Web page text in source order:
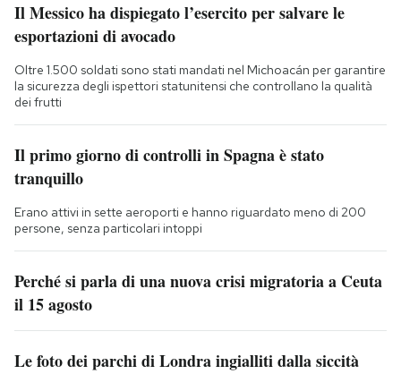
Il Messico ha dispiegato l’esercito per salvare le
esportazioni di avocado
Oltre 1.500 soldati sono stati mandati nel Michoacán per garantire
la sicurezza degli ispettori statunitensi che controllano la qualità
dei frutti
Il primo giorno di controlli in Spagna è stato
tranquillo
Erano attivi in sette aeroporti e hanno riguardato meno di 200
persone, senza particolari intoppi
Perché si parla di una nuova crisi migratoria a Ceuta
il 15 agosto
Le foto dei parchi di Londra ingialliti dalla siccità